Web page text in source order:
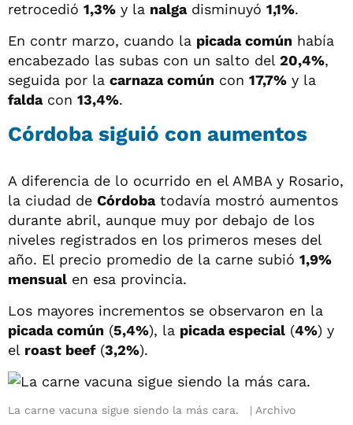
retrocedió 1,3% y la nalgadisminuyó 1,1%.
En contr marzo, cuando la picada común había
encabezado las subas con un salto del 20,4%,
seguida por la carnaza común con 17,7% y la
faldacon 13,4%.
Córdoba siguió con aumentos
A diferencia de lo ocurrido en el AMBA y Rosario,
la ciudad de Córdobatodavía mostró aumentos
durante abril, aunque muy por debajo de los
niveles registrados en los primeros meses del
año. El precio promedio de la carne subió 1,9%
mensual en esa provincia.
Los mayores incrementos se observaron en la
picada común (5,4%), la picada especial (4%) y
el roast beef(3,2%).
La carne vacuna sigue siendo la más cara. Archivo